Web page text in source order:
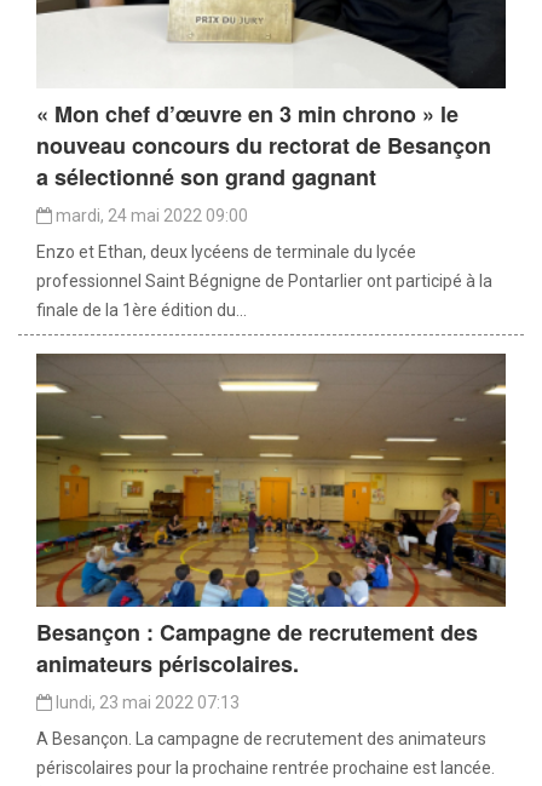
« Mon chef d’œuvre en 3 min chrono » le
nouveau concours du rectorat de Besançon
a sélectionné son grand gagnant
mardi, 24 mai 2022 09:00
Enzo et Ethan, deux lycéens de terminale du lycée
professionnel Saint Bégnigne de Pontarlier ont participé à la
finale de la 1ère édition du...
Besançon : Campagne de recrutement des
animateurs périscolaires.
lundi, 23 mai 2022 07:13
A Besançon. La campagne de recrutement des animateurs
périscolaires pour la prochaine rentrée prochaine est lancée.